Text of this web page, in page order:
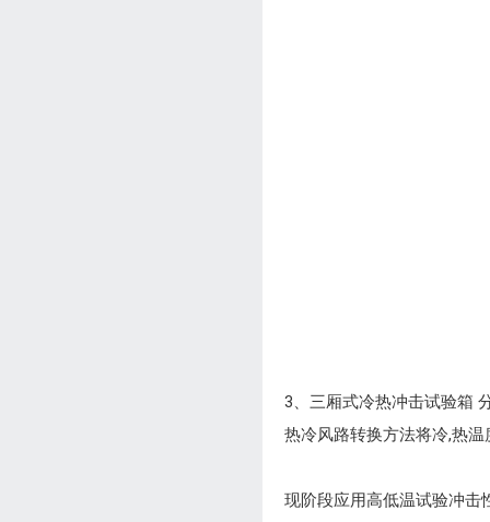
3、三厢式冷热冲击试验箱
热冷风路转换方法将冷,热
现阶段应用高低温试验冲击